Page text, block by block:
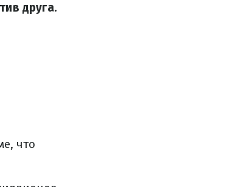
друга.
что